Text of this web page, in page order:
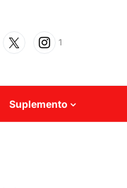
1
Suplemento